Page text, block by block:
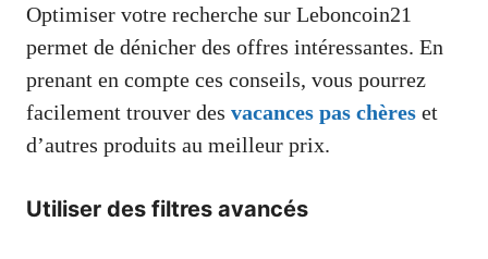
Optimiser votre recherche sur Leboncoin21
permet de dénicher des offres intéressantes. En
prenant en compte ces conseils, vous pourrez
facilement trouver des vacances pas chères et
d’autres produits au meilleur prix.
Utiliser des filtres avancés